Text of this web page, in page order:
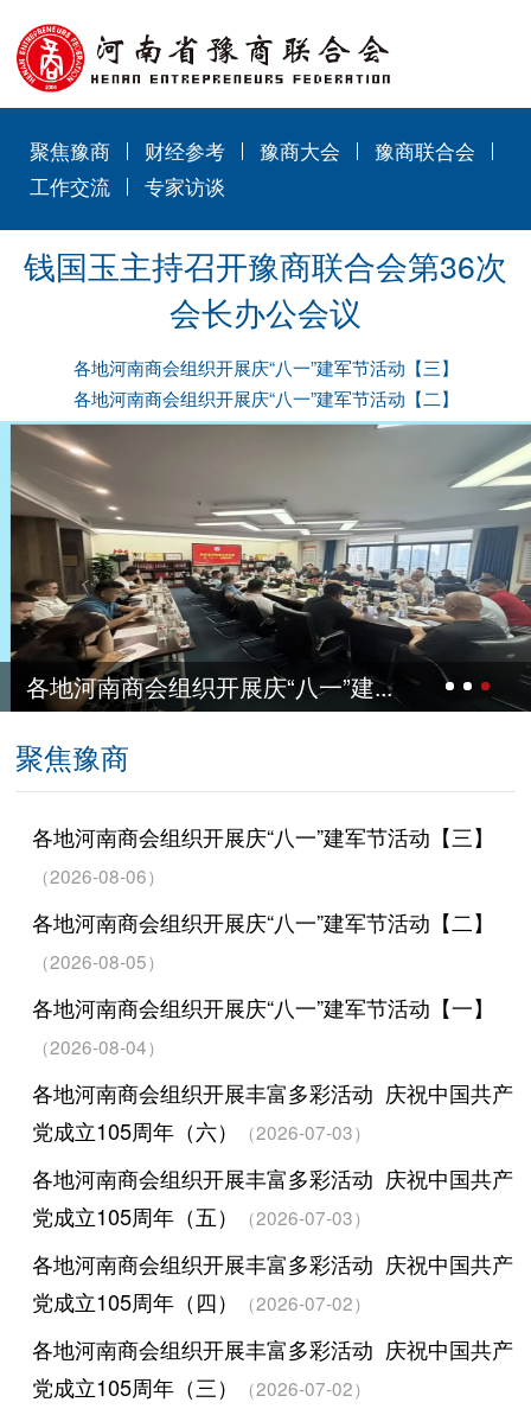
聚焦豫商 财经参考 豫商大会
豫商联合会
工作交流
专家访谈
钱国玉主持召开豫商联合会第36次
会长办公会议
各地河南商会组织开展庆“八一”建军节活动【三】
各地河南商会组织开展庆“八一”建军节活动【二】
织开展庆“八一”建... 各地河南
聚焦豫商
各地河南商会组织开展庆“八一”建军节活动【三】
（2026-08-06）
各地河南商会组织开展庆“八一”建军节活动【二】
（2026-08-05）
各地河南商会组织开展庆“八一”建军节活动【一】
（2026-08-04）
各地河南商会组织开展丰富多彩活动 庆祝中国共产
党成立105周年（六）
（2026-07-03）
各地河南商会组织开展丰富多彩活动 庆祝中国共产
党成立105周年（五）
（2026-07-03）
各地河南商会组织开展丰富多彩活动 庆祝中国共产
党成立105周年（四）
（2026-07-02）
各地河南商会组织开展丰富多彩活动 庆祝中国共产
党成立105周年（三）
（2026-07-02）